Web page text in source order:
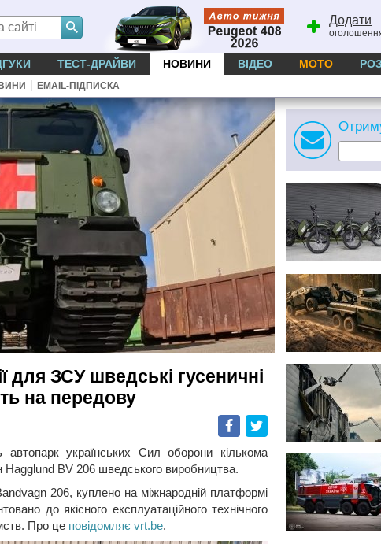
Додати
ТЕСТ-ДРАЙВИ НОВИНИ ВІДЕО МОТО
| EMAIL-ПІДПИСКА
для ЗСУ шведські гусеничні
на передову
Facebook
Twitter
українських Сил оборони кількома
BV 206 шведського виробництва.
206, куплено на міжнародній платформі
до якісного експлуатаційного технічного
Про це повідомляє vrt.be.